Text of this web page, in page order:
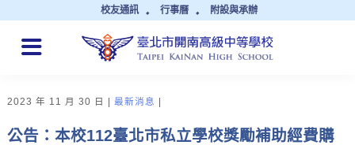
校友通訊 行事曆 附設與承辦
QUICK LINKS
2023 年 11 月 30 日 最新消息
公告：本校112臺北市私立學校獎勵補助經費購